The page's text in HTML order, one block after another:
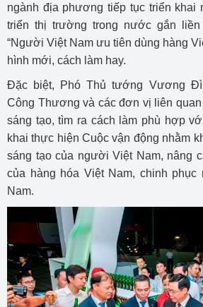
ngành địa phương tiếp tục triển khai
triển thị trường trong nước gắn
“Người Việt Nam ưu tiên dùng hàng
hình mới, cách làm hay.
Đặc biệt, Phó Thủ tướng Vương
Công Thương và các đơn vị liên
sáng tạo, tìm ra cách làm phù hợp
khai thực hiện Cuộc vận động nhằm
sáng tạo của người Việt Nam, nâng
của hàng hóa Việt Nam, chinh
Nam.